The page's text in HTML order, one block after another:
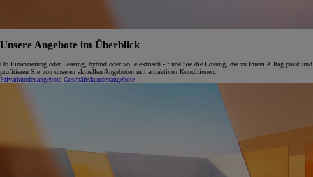
Unsere Angebote im Überblick
Ob Finanzierung oder Leasing, hybrid oder vollelektrisch - finde Sie die Lösung, die zu Ihrem Alltag passt und
profitieren Sie von unseren aktuellen Angeboten mit attraktiven Konditionen.
Privatkundenangebote Geschäftskundenangebote